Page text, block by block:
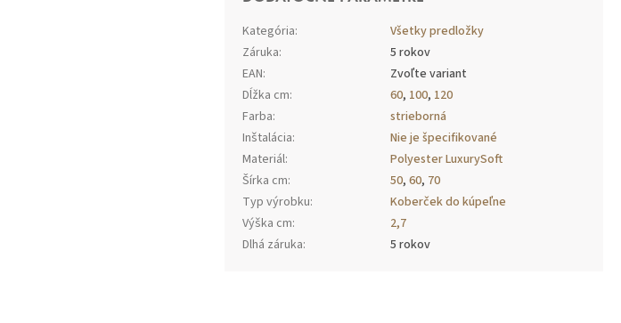
Kategória:
Všetky predložky
Záruka:
5 rokov
EAN:
Zvoľte variant
Dĺžka cm: 60, 100, 120
Farba:
strieborná
Inštalácia:
Nie je špecifikované
Materiál:
Polyester LuxurySoft
Šírka cm: 50,60, 70
Typ výrobku:
Koberček do kúpeľne
Výška cm:
2,7
Dlhá záruka: 5 rokov